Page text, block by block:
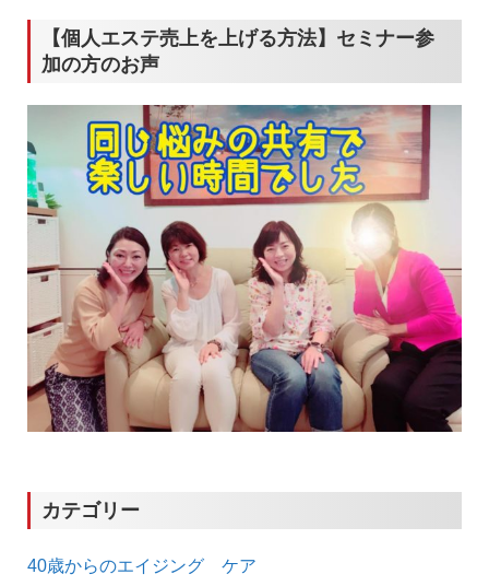
ー
シ
ョ
ン
【個人エステ売上を上げる方法】セミナー参
加の方のお声
カテゴリー
40歳からのエイジング ケア